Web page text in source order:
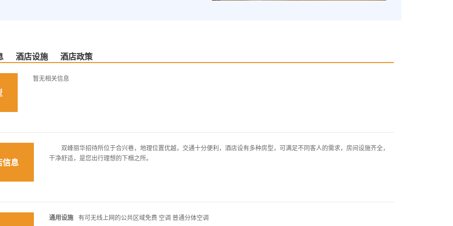
酒店设施 酒店政策
暂无相关信息
信息
双峰丽华招待所位于合兴巷，地理位置优越，交通十分便利，酒店设有多种房型，可满足不同客人的需求，房间设施齐全，
干净舒适，是您出行理想的下榻之所。
通用设施 有可无线上网的公共区域免费 空调 普通分体空调